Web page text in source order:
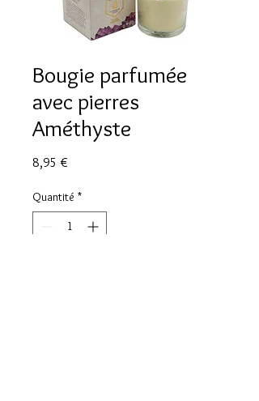
Bougie parfumée
avec pierres
Améthyste
8,95 €
Quantité *